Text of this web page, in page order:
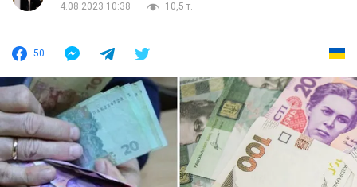
4.08.2023 10:38
10,5 т.
50